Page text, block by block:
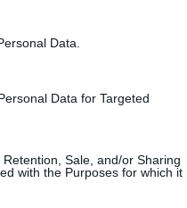
Data.
Data for Targeted
Sale, and/or Sharing
with the Purposes for which it
l’altro lato della
fastidioso per i
toghe contabili
fino a settembre
prestazioni». E non è
«di un trend in